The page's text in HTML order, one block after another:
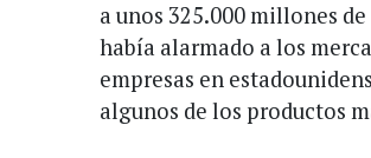
a unos 325.000 millones
había alarmado a los
empresas en
algunos de los productos